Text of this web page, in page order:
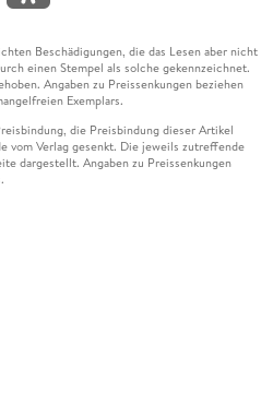
Beschädigungen, die das Lesen aber nicht
einen Stempel als solche gekennzeichnet.
Angaben zu Preissenkungen beziehen
Exemplars.
die Preisbindung dieser Artikel
vom Verlag gesenkt. Die jeweils zutreffende
dargestellt. Angaben zu Preissenkungen